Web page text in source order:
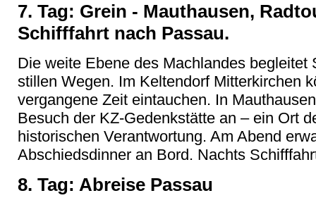
7. Tag: Grein - Mauthausen,
Schifffahrt nach Passau.
Die weite Ebene des Machlandes begleitet
stillen Wegen. Im Keltendorf Mitterkirchen
vergangene Zeit eintauchen. In
Besuch der KZ-Gedenkstätte an – ein Ort
historischen Verantwortung. Am Abend
Abschiedsdinner an Bord. Nachts
8. Tag: Abreise Passau